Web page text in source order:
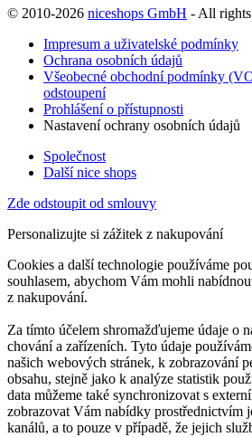
© 2010-2026 niceshops GmbH - All rights
Impresum a uživatelské podmínky
Ochrana osobních údajů
Všeobecné obchodní podmínky
odstoupení
Prohlášení o přístupnosti
Nastavení ochrany osobních údajů
Společnost
Další nice shops
Zde odstoupit od smlouvy
Personalizujte si zážitek z nakupování
Cookies a další technologie používáme
souhlasem, abychom Vám mohli
z nakupování.
Za tímto účelem shromažďujeme údaje o
chování a zařízeních. Tyto údaje
našich webových stránek, k zobrazování
obsahu, stejně jako k analýze statistik
data můžeme také synchronizovat s
zobrazovat Vám nabídky prostřednictvím
kanálů, a to pouze v případě, že jejich